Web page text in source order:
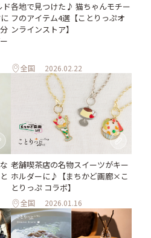
ド各地で見つけた♪ 猫ちゃんモチー
フのアイテム4選【ことりっぷオ
ンラインストア】
全国 2026.02.22
老舗喫茶店の名物スイーツがキー
ホルダーに♪【まちかど画廊×こ
とりっぷ コラボ】
全国 2026.01.16